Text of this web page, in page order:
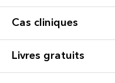
Cas cliniques
Livres gratuits